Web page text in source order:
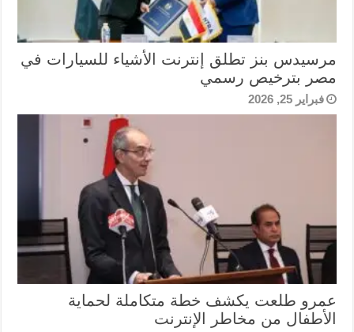
مرسيدس بنز تطلق إنترنت الأشياء للسيارات في
مصر بترخيص رسمي
فبراير 25, 2026
عمرو طلعت يكشف خطة متكاملة لحماية
الأطفال من مخاطر الإنترنت